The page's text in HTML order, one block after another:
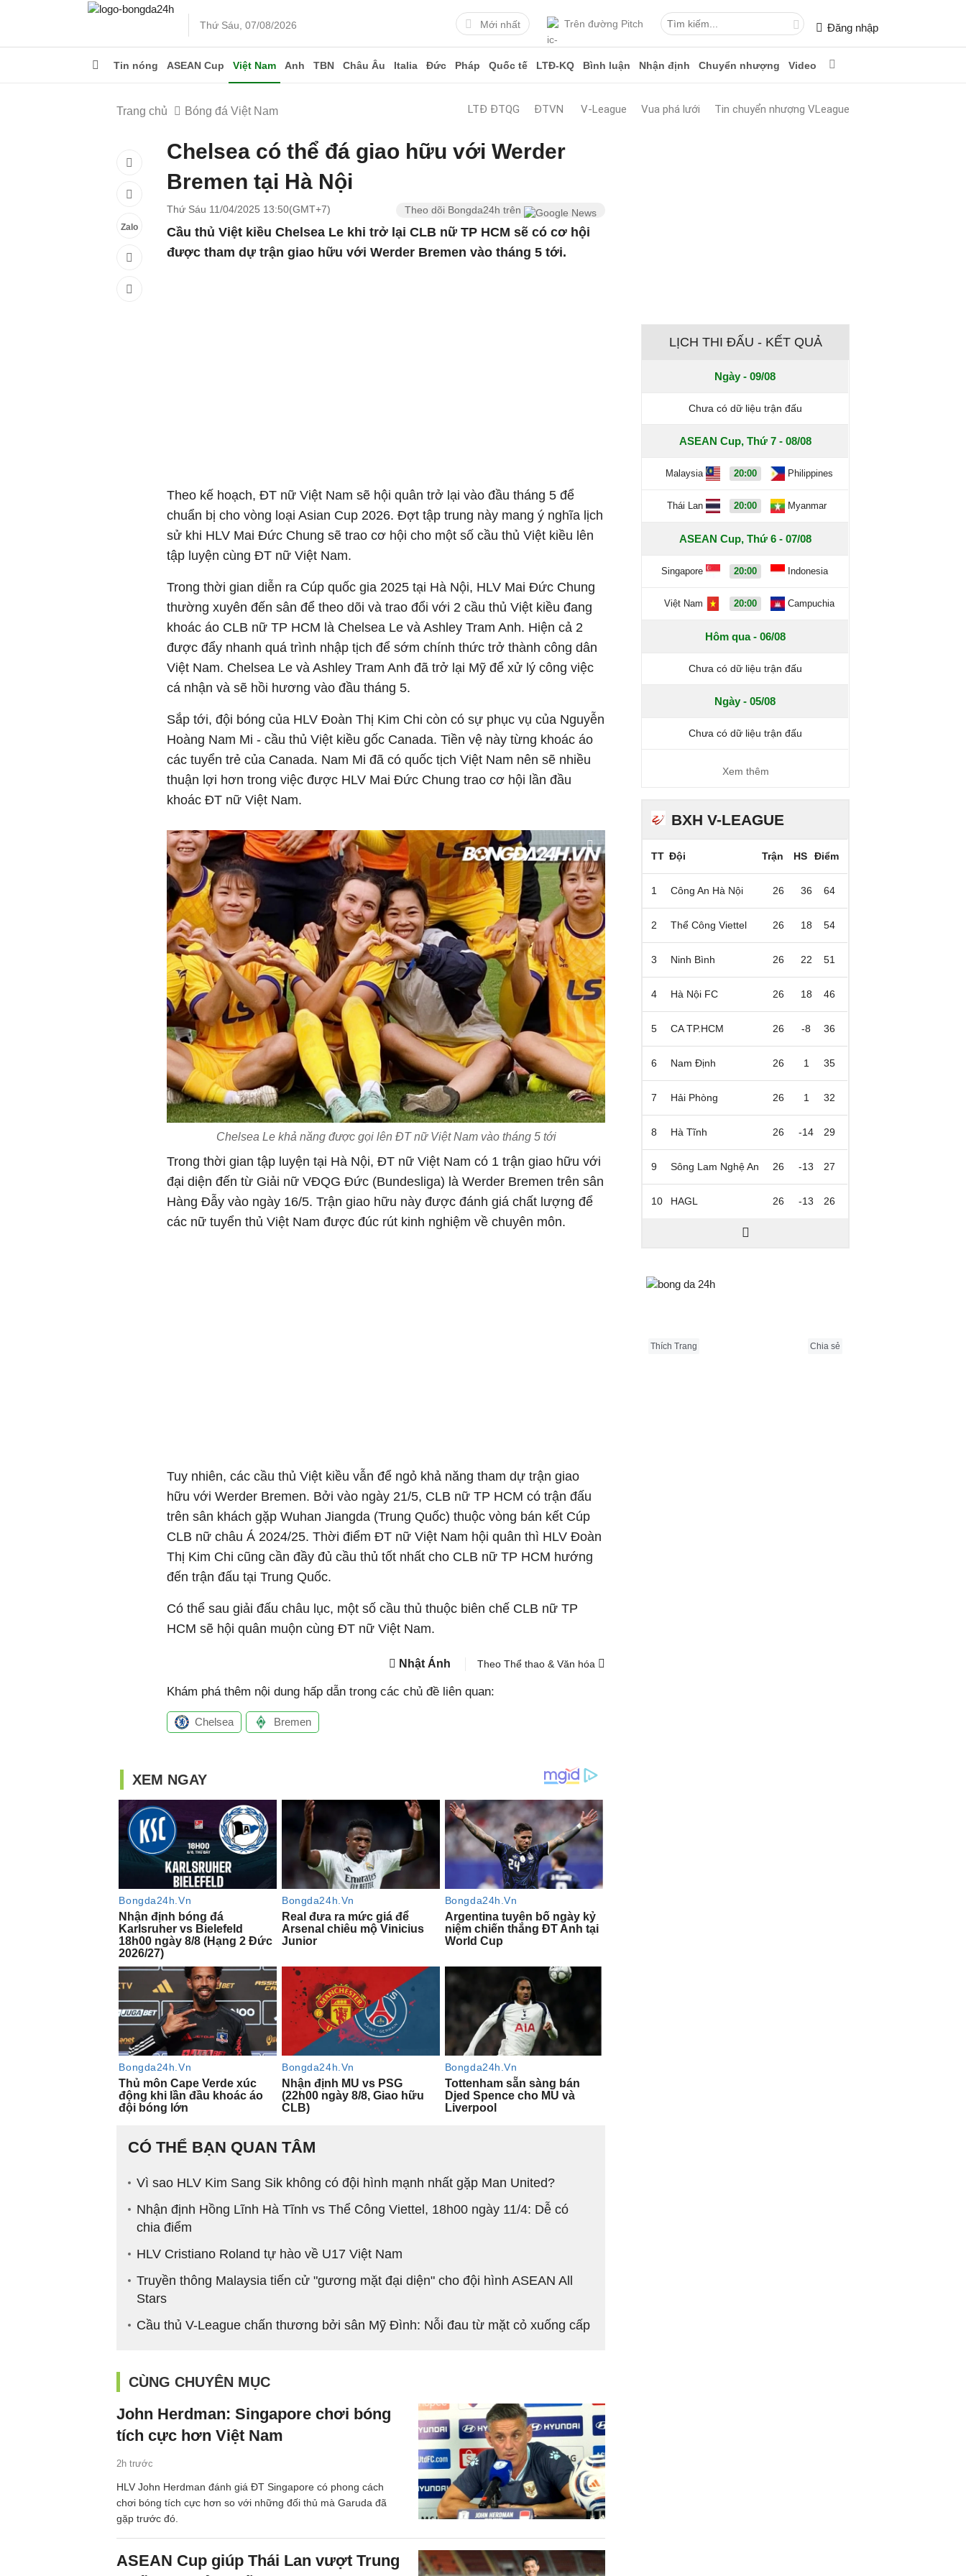
Thứ Sáu, 07/08/2026 Mới nhất Trên đường Pitch Đăng nhập
Tin nóng ASEAN Cup Việt Nam Anh TBN Châu Âu Italia Đức Pháp Quốc tế LTĐ-KQ Bình luận Nhận định Chuyển nhượng Video
Trang chủ Bóng đá Việt Nam LTĐ ĐTQG ĐTVN V-League Vua phá lưới Tin chuyển nhượng VLeague
Zalo
Chelsea có thể đá giao hữu với Werder
Bremen tại Hà Nội
Thứ Sáu 11/04/2025 13:50(GMT+7) Theo dõi Bongda24h trên
Cầu thủ Việt kiều Chelsea Le khi trở lại CLB nữ TP HCM sẽ có cơ hội
được tham dự trận giao hữu với Werder Bremen vào tháng 5 tới.
Theo kế hoạch, ĐT nữ Việt Nam sẽ hội quân trở lại vào đầu tháng 5 để
chuẩn bị cho vòng loại Asian Cup 2026. Đợt tập trung này mang ý nghĩa lịch
sử khi HLV Mai Đức Chung sẽ trao cơ hội cho một số cầu thủ Việt kiều lên
tập luyện cùng ĐT nữ Việt Nam.
Trong thời gian diễn ra Cúp quốc gia 2025 tại Hà Nội, HLV Mai Đức Chung
thường xuyên đến sân để theo dõi và trao đổi với 2 cầu thủ Việt kiều đang
khoác áo CLB nữ TP HCM là Chelsea Le và Ashley Tram Anh. Hiện cả 2
được đẩy nhanh quá trình nhập tịch để sớm chính thức trở thành công dân
Việt Nam. Chelsea Le và Ashley Tram Anh đã trở lại Mỹ để xử lý công việc
cá nhận và sẽ hồi hương vào đầu tháng 5.
Sắp tới, đội bóng của HLV Đoàn Thị Kim Chi còn có sự phục vụ của Nguyễn
Hoàng Nam Mi - cầu thủ Việt kiều gốc Canada. Tiền vệ này từng khoác áo
các tuyển trẻ của Canada. Nam Mi đã có quốc tịch Việt Nam nên sẽ nhiều
thuận lợi hơn trong việc được HLV Mai Đức Chung trao cơ hội lần đầu
khoác ĐT nữ Việt Nam.
Chelsea Le khả năng được gọi lên ĐT nữ Việt Nam vào tháng 5 tới
Trong thời gian tập luyện tại Hà Nội, ĐT nữ Việt Nam có 1 trận giao hữu với
đại diện đến từ Giải nữ VĐQG Đức (Bundesliga) là Werder Bremen trên sân
Hàng Đẫy vào ngày 16/5. Trận giao hữu này được đánh giá chất lượng để
các nữ tuyển thủ Việt Nam được đúc rút kinh nghiệm về chuyên môn.
Tuy nhiên, các cầu thủ Việt kiều vẫn để ngỏ khả năng tham dự trận giao
hữu với Werder Bremen. Bởi vào ngày 21/5, CLB nữ TP HCM có trận đấu
trên sân khách gặp Wuhan Jiangda (Trung Quốc) thuộc vòng bán kết Cúp
CLB nữ châu Á 2024/25. Thời điểm ĐT nữ Việt Nam hội quân thì HLV Đoàn
Thị Kim Chi cũng cần đầy đủ cầu thủ tốt nhất cho CLB nữ TP HCM hướng
đến trận đấu tại Trung Quốc.
Có thể sau giải đấu châu lục, một số cầu thủ thuộc biên chế CLB nữ TP
HCM sẽ hội quân muộn cùng ĐT nữ Việt Nam.
Nhật Ánh Theo Thể thao & Văn hóa
Khám phá thêm nội dung hấp dẫn trong các chủ đề liên quan:
Chelsea Bremen
CÓ THỂ BẠN QUAN TÂM
Vì sao HLV Kim Sang Sik không có đội hình mạnh nhất gặp Man United?
Nhận định Hồng Lĩnh Hà Tĩnh vs Thể Công Viettel, 18h00 ngày 11/4: Dễ có
chia điểm
HLV Cristiano Roland tự hào về U17 Việt Nam
Truyền thông Malaysia tiến cử "gương mặt đại diện" cho đội hình ASEAN All
Stars
Cầu thủ V-League chấn thương bởi sân Mỹ Đình: Nỗi đau từ mặt cỏ xuống cấp
CÙNG CHUYÊN MỤC
John Herdman: Singapore chơi bóng
tích cực hơn Việt Nam
2h trước
HLV John Herdman đánh giá ĐT Singapore có phong cách
chơi bóng tích cực hơn so với những đối thủ mà Garuda đã
gặp trước đó.
ASEAN Cup giúp Thái Lan vượt Trung
LỊCH THI ĐẤU - KẾT QUẢ
Ngày - 09/08
Chưa có dữ liệu trận đấu
ASEAN Cup, Thứ 7 - 08/08
Malaysia 20:00 Philippines
Thái Lan 20:00 Myanmar
ASEAN Cup, Thứ 6 - 07/08
Singapore 20:00 Indonesia
Việt Nam 20:00 Campuchia
Hôm qua - 06/08
Chưa có dữ liệu trận đấu
Ngày - 05/08
Chưa có dữ liệu trận đấu
Xem thêm
BXH V-LEAGUE
TT Đội Trận HS Điểm
1 Công An Hà Nội 26 36 64
2 Thể Công Viettel 26 18 54
3 Ninh Bình 26 22 51
4 Hà Nội FC 26 18 46
5 CA TP.HCM 26 -8 36
6 Nam Định 26 1 35
7 Hải Phòng 26 1 32
8 Hà Tĩnh 26 -14 29
9 Sông Lam Nghệ An 26 -13 27
10 HAGL 26 -13 26
Thích Trang Chia sẻ